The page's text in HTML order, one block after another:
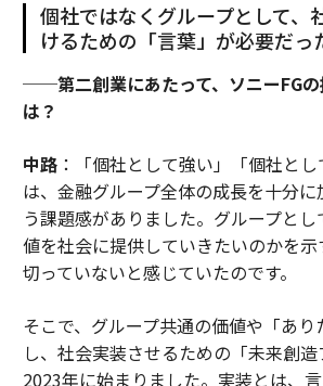
個社ではなくグループとして、
けるための「言葉」が必要だっ
──第二創業にあたって、ソニーFGの
は？
中路：「個社として強い」「個社と
は、金融グループ全体の成長を十分
う課題感がありました。グループと
値を社会に提供していきたいのかを
切っていないと感じていたのです。
そこで、グループ共通の価値や「あ
し、社会実装させるための「未来創
2023年に始まりました。実装とは、